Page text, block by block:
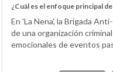
¿Cuál es el enfoque principal
En 'La Nena', la Brigada
de una organización
emocionales de eventos